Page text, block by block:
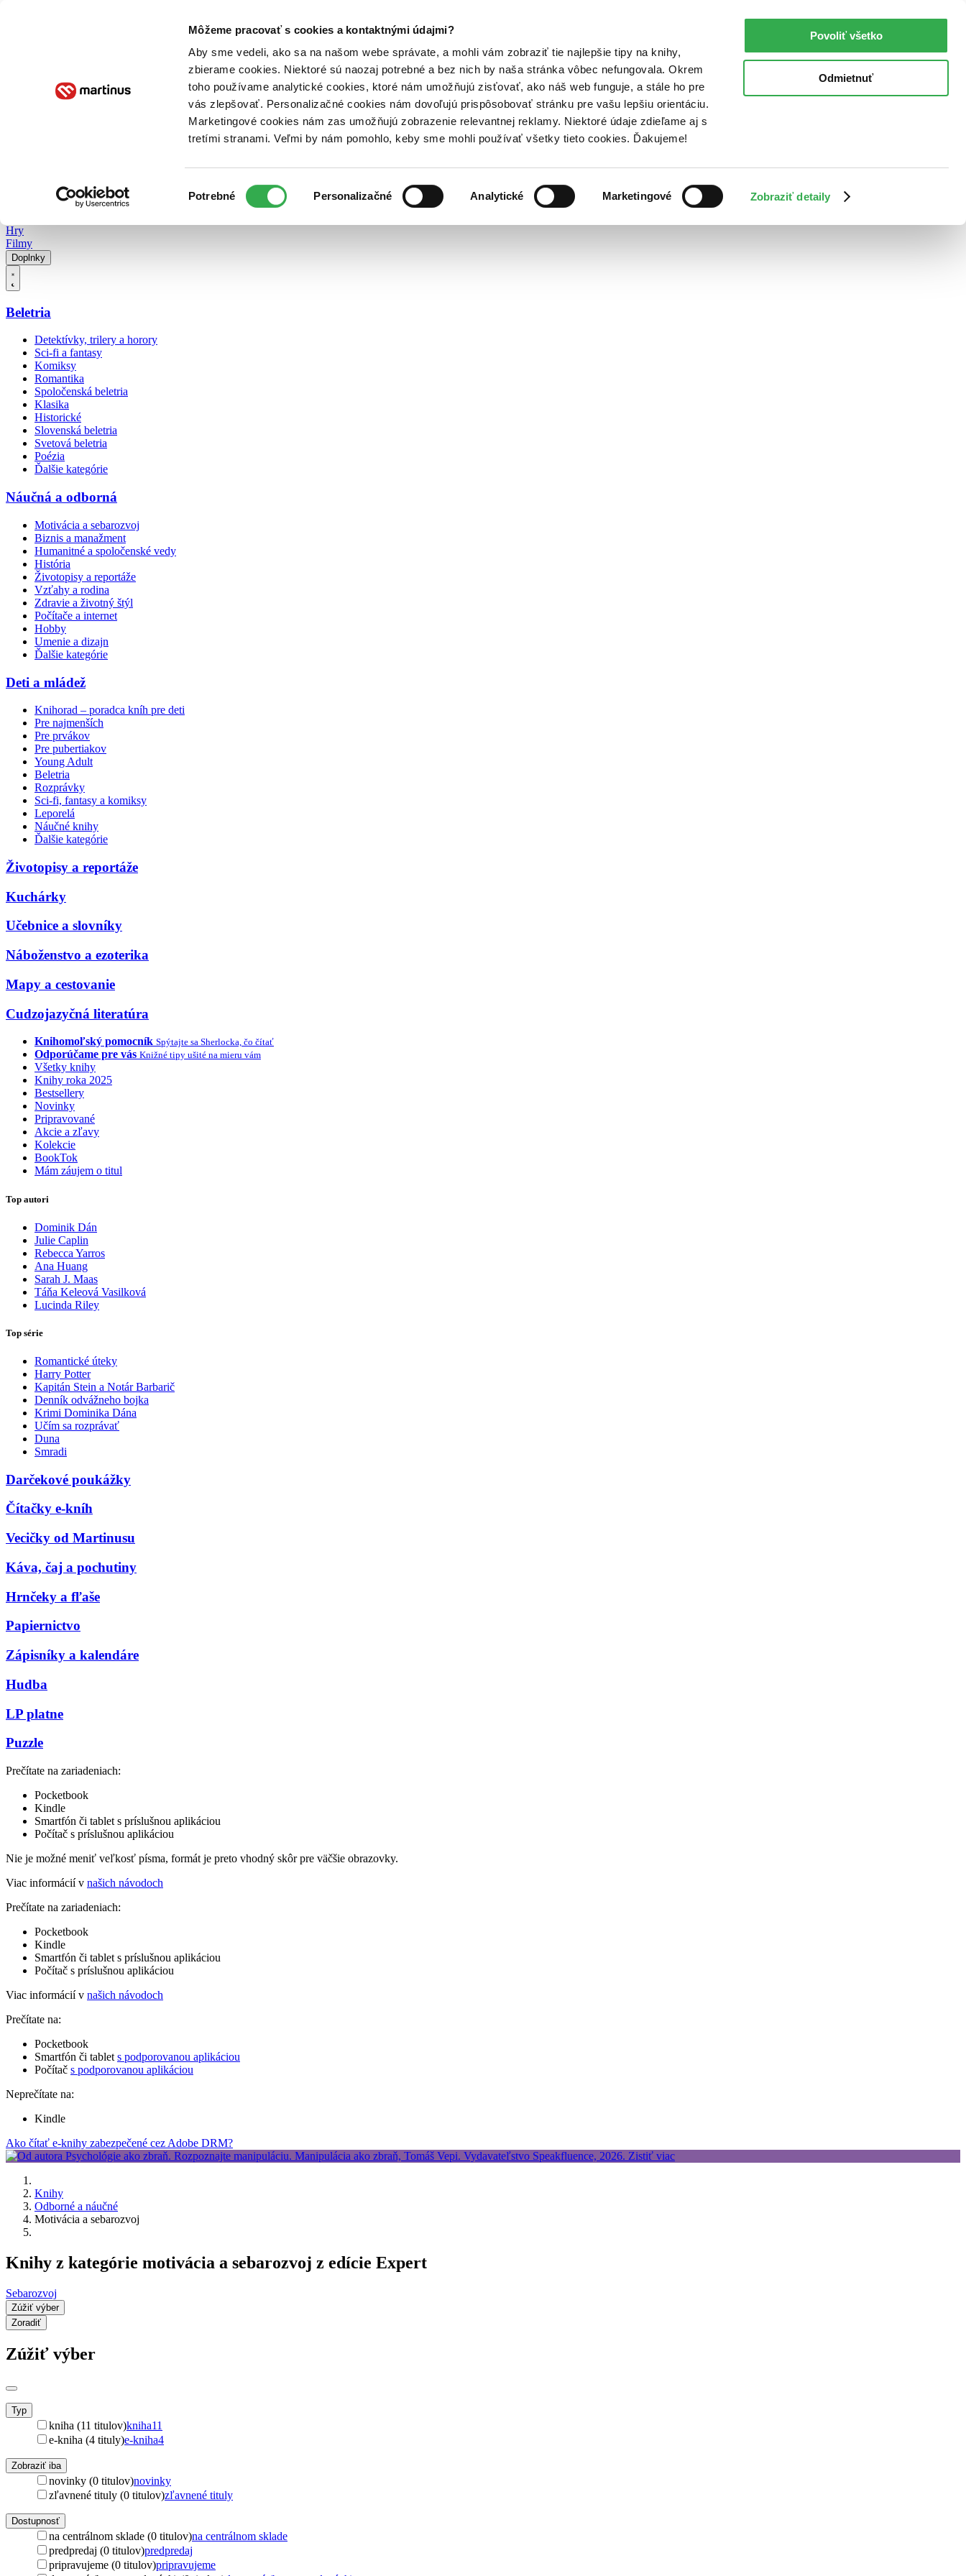
Môžeme pracovať s cookies a kontaktnými údajmi?
Aby sme vedeli, ako sa na našom webe správate, a mohli vám zobraziť tie najlepšie tipy na knihy,
zbierame cookies. Niektoré sú naozaj potrebné a bez nich by naša stránka vôbec nefungovala. Okrem
toho používame analytické cookies, ktoré nám umožňujú zisťovať, ako náš web funguje, a stále ho pre
vás zlepšovať. Personalizačné cookies nám dovoľujú prispôsobovať stránku pre vašu lepšiu orientáciu.
Marketingové cookies nám zas umožňujú zobrazenie relevantnej reklamy. Niektoré údaje zdieľame aj s
tretími stranami. Veľmi by nám pomohlo, keby sme mohli používať všetky tieto cookies. Ďakujeme!
súhlasu
Potrebné Personalizačné Analytické Marketingové Zobraziť detaily
Povoliť všetko
Odmietnuť
Poukážky Kontakt
Hry
Filmy
Doplnky
Beletria
Detektívky, trilery a horory
Sci-fi a fantasy
Komiksy
Romantika
Spoločenská beletria
Klasika
Historické
Slovenská beletria
Svetová beletria
Poézia
Ďalšie kategórie
Náučná a odborná
Motivácia a sebarozvoj
Biznis a manažment
Humanitné a spoločenské vedy
História
Životopisy a reportáže
Vzťahy a rodina
Zdravie a životný štýl
Počítače a internet
Hobby
Umenie a dizajn
Ďalšie kategórie
Deti a mládež
Knihorad – poradca kníh pre deti
Pre najmenších
Pre prvákov
Pre pubertiakov
Young Adult
Beletria
Rozprávky
Sci-fi, fantasy a komiksy
Leporelá
Náučné knihy
Ďalšie kategórie
Životopisy a reportáže
Kuchárky
Učebnice a slovníky
Náboženstvo a ezoterika
Mapy a cestovanie
Cudzojazyčná literatúra
Knihomoľský pomocník Spýtajte sa Sherlocka, čo čítať
Odporúčame pre vás Knižné tipy ušité na mieru vám
Všetky knihy
Knihy roka 2025
Bestsellery
Novinky
Pripravované
Akcie a zľavy
Kolekcie
BookTok
Mám záujem o titul
Top autori
Dominik Dán
Julie Caplin
Rebecca Yarros
Ana Huang
Sarah J. Maas
Táňa Keleová Vasilková
Lucinda Riley
Top série
Romantické úteky
Harry Potter
Kapitán Stein a Notár Barbarič
Denník odvážneho bojka
Krimi Dominika Dána
Učím sa rozprávať
Duna
Smradi
Darčekové poukážky
Čítačky e-kníh
Vecičky od Martinusu
Káva, čaj a pochutiny
Hrnčeky a fľaše
Papiernictvo
Zápisníky a kalendáre
Hudba
LP platne
Puzzle
Prečítate na zariadeniach:
Pocketbook
Kindle
Smartfón či tablet s príslušnou aplikáciou
Počítač s príslušnou aplikáciou
Nie je možné meniť veľkosť písma, formát je preto vhodný skôr pre väčšie obrazovky.
Viac informácií v našich návodoch
Prečítate na zariadeniach:
Pocketbook
Kindle
Smartfón či tablet s príslušnou aplikáciou
Počítač s príslušnou aplikáciou
Viac informácií v našich návodoch
Prečítate na:
Pocketbook
Smartfón či tablet s podporovanou aplikáciou
Počítač s podporovanou aplikáciou
Neprečítate na:
Kindle
Ako čítať e-knihy zabezpečené cez Adobe DRM?
Knihy
Odborné a náučné
Motivácia a sebarozvoj
Knihy z kategórie motivácia a sebarozvoj z edície Expert
Sebarozvoj
Zúžiť výber
Zoradiť
Zúžiť výber
Typ
kniha (11 titulov)kniha11
e-kniha (4 tituly)e-kniha4
Zobraziť iba
novinky (0 titulov)novinky
zľavnené tituly (0 titulov)zľavnené tituly
Dostupnosť
na centrálnom sklade (0 titulov)na centrálnom sklade
predpredaj (0 titulov)predpredaj
pripravujeme (0 titulov)pripravujeme